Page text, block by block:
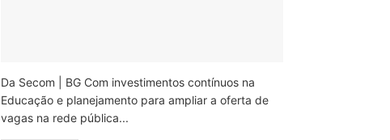
Da Secom | BG Com investimentos contínuos na
Educação e planejamento para ampliar a oferta de
vagas na rede pública...